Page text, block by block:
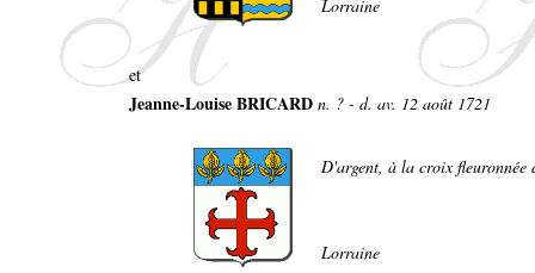
Lorraine
et
Jeanne-Louise BRICARD n. ? - d. av. 12 août 1721
D'argent, à la croix fleuronnée
Lorraine